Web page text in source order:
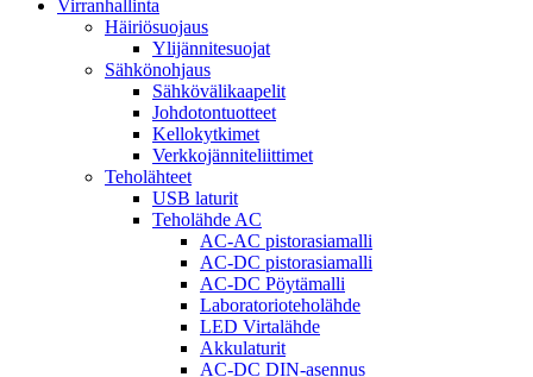
Virranhallinta
Häiriösuojaus
Ylijännitesuojat
Sähkönohjaus
Sähkövälikaapelit
Johdotontuotteet
Kellokytkimet
Verkkojänniteliittimet
Teholähteet
USB laturit
Teholähde AC
AC-AC pistorasiamalli
AC-DC pistorasiamalli
AC-DC Pöytämalli
Laboratorioteholähde
LED Virtalähde
Akkulaturit
AC-DC DIN-asennus